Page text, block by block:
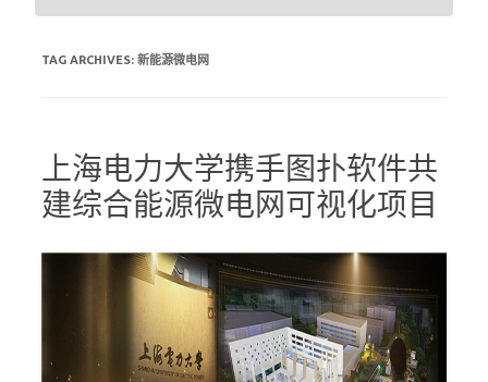
TAG ARCHIVES: 新能源微电网
上海电力大学携手图扑软件共
建综合能源微电网可视化项目